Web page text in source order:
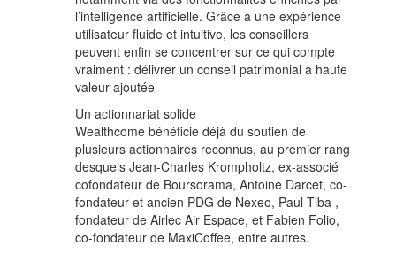
l’intelligence artificielle. Grâce à une expérience
utilisateur fluide et intuitive, les conseillers
peuvent enfin se concentrer sur ce qui compte
vraiment : délivrer un conseil patrimonial à haute
valeur ajoutée
Un actionnariat solide
Wealthcome bénéficie déjà du soutien de
plusieurs actionnaires reconnus, au premier rang
desquels Jean-Charles Krompholtz, ex-associé
cofondateur de Boursorama, Antoine Darcet, co-
fondateur et ancien PDG de Nexeo, Paul Tiba ,
fondateur de Airlec Air Espace, et Fabien Folio,
co-fondateur de MaxiCoffee, entre autres.